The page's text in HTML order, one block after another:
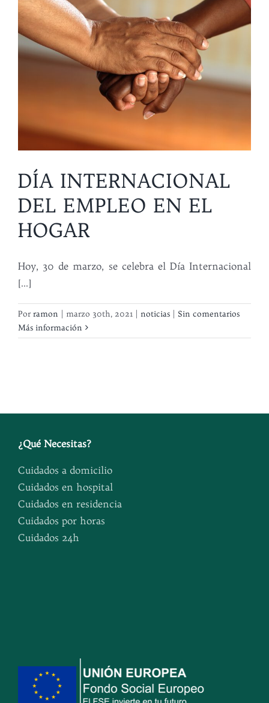
DÍA INTERNACIONAL
DEL EMPLEO EN EL
HOGAR
Hoy, 30 de marzo, se celebra el Día Internacional
[...]
Porramon | marzo 30th, 2021 | noticias | Sin comentarios
Más información
¿Qué Necesitas?
Cuidados a domicilio
Cuidados en hospital
Cuidados en residencia
Cuidados por horas
Cuidados 24h